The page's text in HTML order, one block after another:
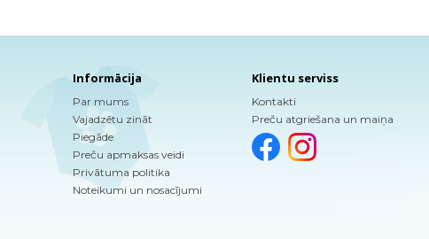
Informācija
Par mums
Vajadzētu zināt
Piegāde
Preču apmaksas veidi
Privātuma politika
Noteikumi un nosacījumi
Klientu serviss
Kontakti
Preču atgriešana un maiņa